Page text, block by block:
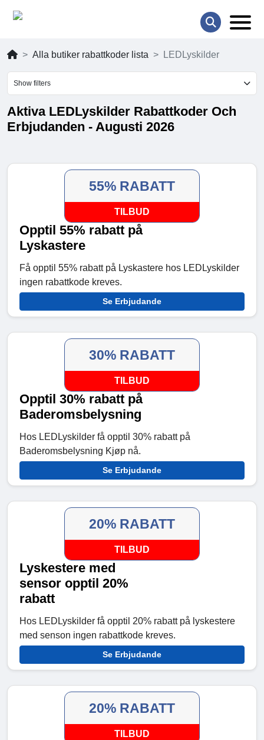
Alla butiker rabattkoder lista LEDLyskilder
Show filters
Aktiva LEDLyskilder Rabattkoder Och
Erbjudanden - Augusti 2026
55% RABATT
TILBUD
Opptil 55% rabatt på
Lyskastere
Få opptil 55% rabatt på Lyskastere hos LEDLyskilder
ingen rabattkode kreves.
Se Erbjudande
30% RABATT
TILBUD
Opptil 30% rabatt på
Baderomsbelysning
Hos LEDLyskilder få opptil 30% rabatt på
Baderomsbelysning Kjøp nå.
Se Erbjudande
20% RABATT
TILBUD
Lyskestere med
sensor opptil 20%
rabatt
Hos LEDLyskilder få opptil 20% rabatt på lyskestere
med senson ingen rabattkode kreves.
Se Erbjudande
20% RABATT
TILBUD